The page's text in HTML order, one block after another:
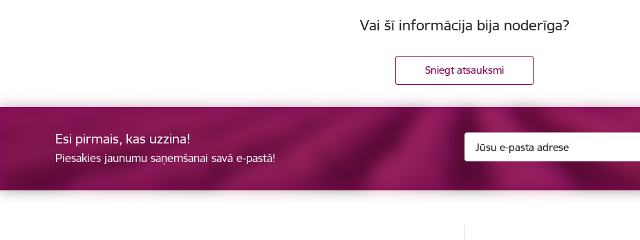
Vai šī informācija bija noderīga?
Sniegt atsauksmi
Esi pirmais, kas uzzina!
Piesakies jaunumu saņemšanai savā e-pastā!